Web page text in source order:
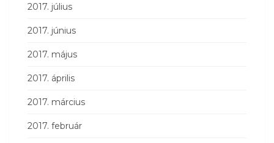
2017. július
2017. június
2017. május
2017. április
2017. március
2017. február